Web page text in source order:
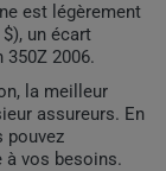
est légèrement
un écart
2006.
la meilleur
assureurs. En
pouvez
à vos besoins.